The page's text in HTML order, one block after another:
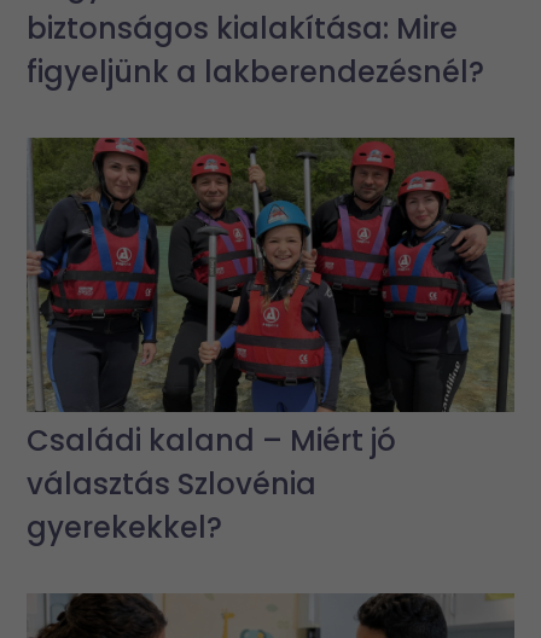
biztonságos kialakítása: Mire
figyeljünk a lakberendezésnél?
Családi kaland – Miért jó
választás Szlovénia
gyerekekkel?